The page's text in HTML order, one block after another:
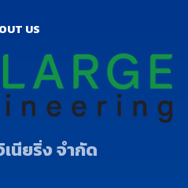
US
นียริ่ง จำกัด